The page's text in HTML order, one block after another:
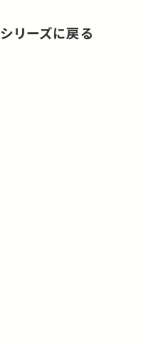
シリーズに戻る